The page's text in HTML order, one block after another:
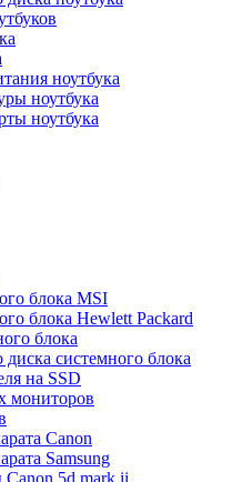
ноутбука
ноутбука
ноутбука
блока MSI
блока Hewlett Packard
блока
диска системного блока
на SSD
мониторов
Canon
Samsung
5d mark ii